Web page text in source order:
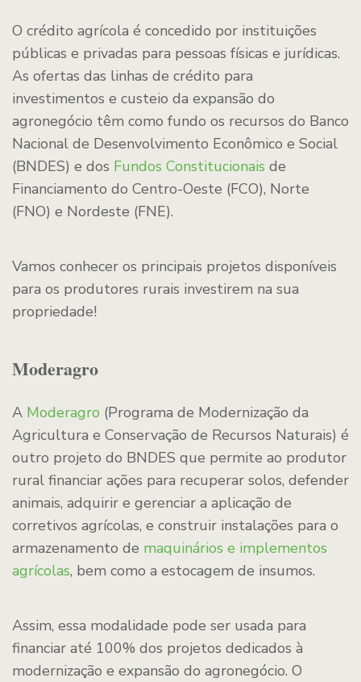
O crédito agrícola é concedido por instituições
públicas e privadas para pessoas físicas e jurídicas.
As ofertas das linhas de crédito para
investimentos e custeio da expansão do
agronegócio têm como fundo os recursos do Banco
Nacional de Desenvolvimento Econômico e Social
(BNDES) e dos Fundos Constitucionais de
Financiamento do Centro-Oeste (FCO), Norte
(FNO) e Nordeste (FNE).
Vamos conhecer os principais projetos disponíveis
para os produtores rurais investirem na sua
propriedade!
Moderagro
A Moderagro (Programa de Modernização da
Agricultura e Conservação de Recursos Naturais) é
outro projeto do BNDES que permite ao produtor
rural financiar ações para recuperar solos, defender
animais, adquirir e gerenciar a aplicação de
corretivos agrícolas, e construir instalações para o
armazenamento de maquinários e implementos
agrícolas, bem como a estocagem de insumos.
Assim, essa modalidade pode ser usada para
financiar até 100% dos projetos dedicados à
modernização e expansão do agronegócio. O